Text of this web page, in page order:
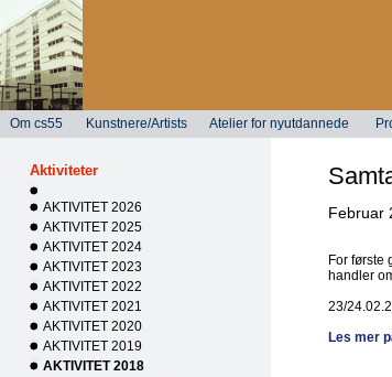
Om cs55 Kunstnere/Artists Atelier for nyutdannede
Aktiviteter
AKTIVITET 2026
AKTIVITET 2025
AKTIVITET 2024
AKTIVITET 2023
AKTIVITET 2022
AKTIVITET 2021
AKTIVITET 2020
AKTIVITET 2019
AKTIVITET 2018
Februar
For første
handler
23/
Les mer